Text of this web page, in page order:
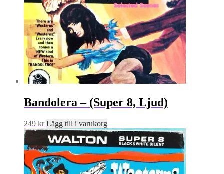
Bandolera – (Super 8, Ljud)
249 kr Lägg till i varukorg